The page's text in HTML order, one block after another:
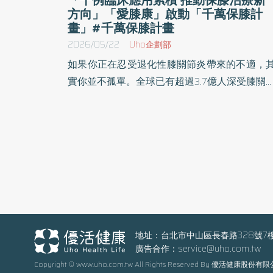
方向」「愛膝康」啟動「千萬保膝計
畫」#千萬保膝計畫
2026/05/22 Uho企劃部
如果你正在忍受退化性膝關節炎帶來的不適，
實你並不孤單。全球已有超過3.7億人深受膝關節
態改變及運動傷害等因素，膝關節退化已不再
是高齡者問題，退化性關節炎有年輕化的趨勢
30至40歲求診患者明顯增加。 自體軟骨修補打
造患者新『膝』望 當膝蓋開始疼痛時，許多人第
地址：台北市中山區長春路328號7
廣告合作： service@uho.com.tw
Copyright © www.uho.com.tw All Rights Reserved By 優活健康股份有限